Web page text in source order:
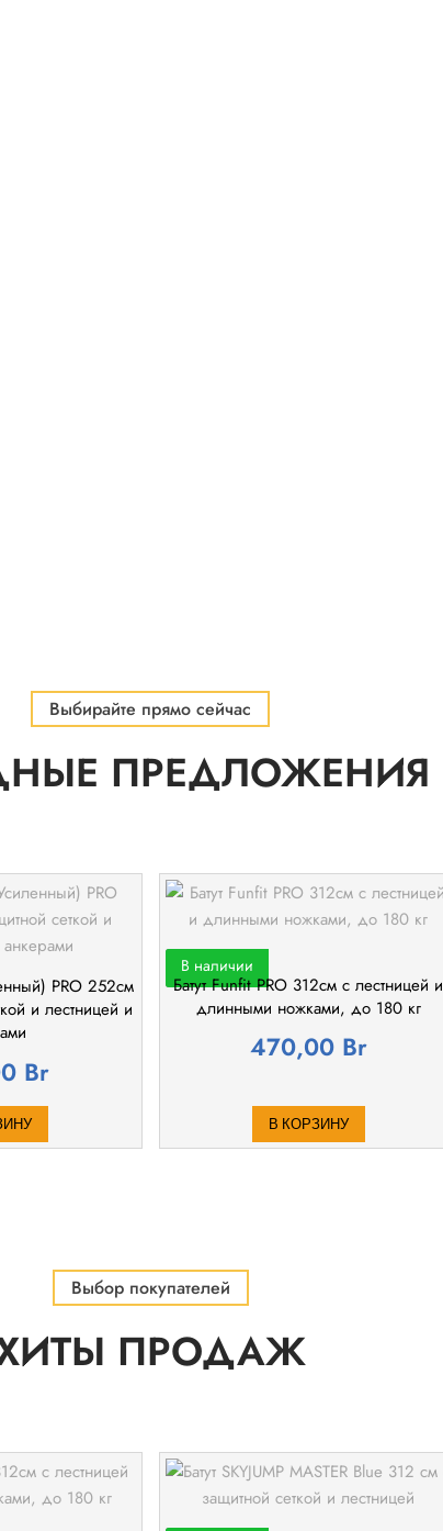
Выбирайте прямо сейчас
ПРЕДЛОЖЕНИЯ
PRO 252cм
и лестницей и
Br
В наличии
Батут Funfit PRO 312см с лестницей и
длинными ножками, до 180 кг
470,00 Br
В КОРЗИНУ
Выбор покупателей
ПРОДАЖ